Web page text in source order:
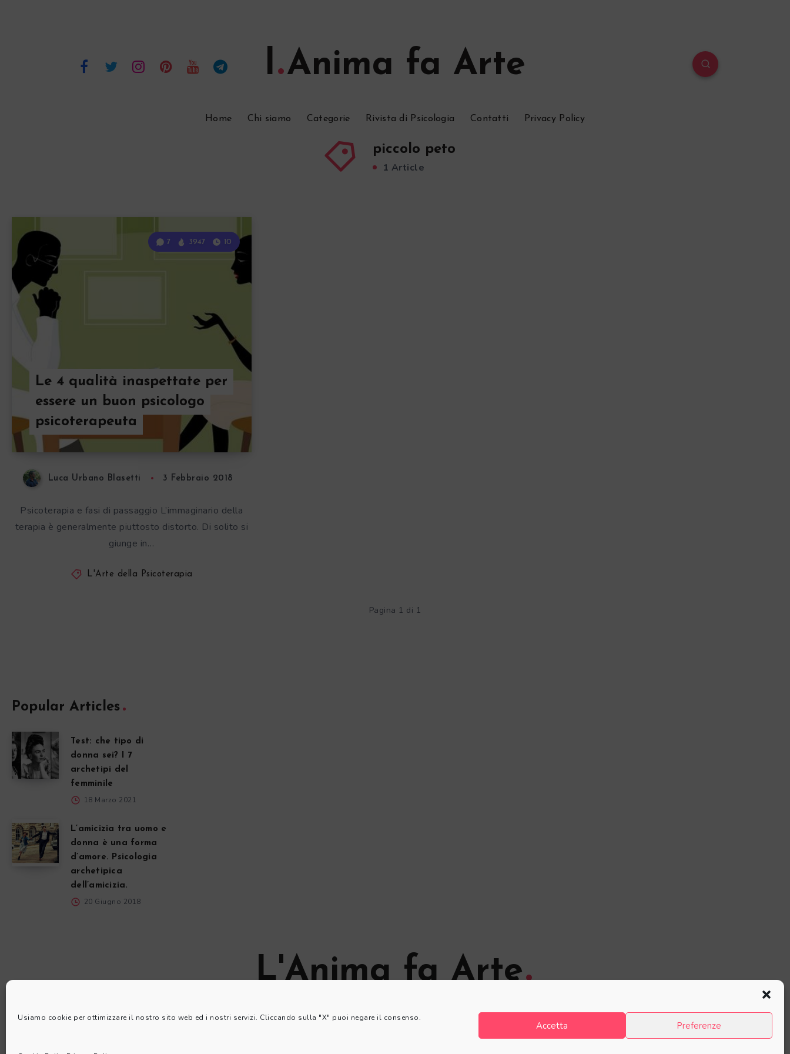
Usiamo cookie per ottimizzare il nostro sito web ed i nostri servizi. Cliccando sulla "X" puoi negare il consenso.
Accetta Preferenze
l Anima fa Arte
Home Chi siamo Categorie Rivista di Psicologia Contatti Privacy Policy
piccolo peto
1 Article
Le 4 qualità inaspettate per
essere un buon psicologo
psicoterapeuta
7 3947 10
Luca Urbano Blasetti 3 Febbraio 2018
Psicoterapia e fasi di passaggio L’immaginario della
terapia è generalmente piuttosto distorto. Di solito si
giunge in…
L'Arte della Psicoterapia
Pagina 1 di 1
Popular Articles
Test: che tipo di
donna sei? I 7
archetipi del
femminile
18 Marzo 2021
L’amicizia tra uomo e
donna è una forma
d’amore. Psicologia
archetipica
dell’amicizia.
20 Giugno 2018
L'Anima fa Arte
© L'Anima fa Arte